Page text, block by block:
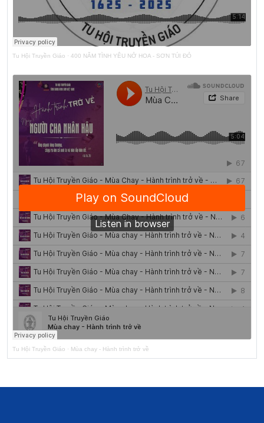
Tu Hội Truyền Giáo · 400 NĂM TÌNH YÊU NỞ HOA - SƠN TÚI ĐỎ
Tu Hội Truyền Giáo · Mùa chay - Hành trình trở về